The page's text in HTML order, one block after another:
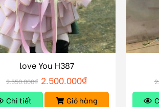
love You H387
2.550.000₫ 2.500.000₫
Chi tiết Giỏ hàng